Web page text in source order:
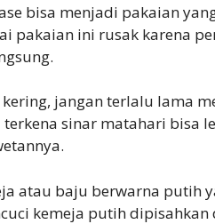
bisa menjadi pakaian
pakaian ini rusak karena
jangan terlalu lama
sinar matahari bisa
atau baju berwarna putih
kemeja putih